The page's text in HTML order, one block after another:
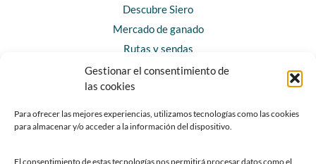
Gestionar el consentimiento de
las cookies
Para ofrecer las mejores experiencias, utilizamos tecnologías como las cookies
para almacenar y/o acceder a la información del dispositivo.
El consentimiento de estas tecnologías nos permitirá procesar datos como el
Descubre Siero
Mercado de ganado
Rutas y sendas
Horarios y contacto
Teléfonos de interés